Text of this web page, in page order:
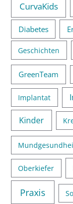
CurvaKids
Diabetes
Geschichten
GreenTeam
Implantat
Kinder
Oberkiefer
Praxis